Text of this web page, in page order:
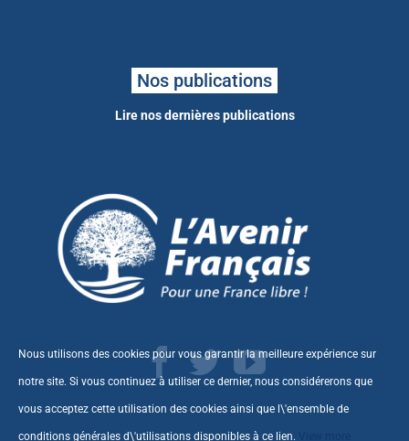
Nos publications
Lire nos dernières publications
Nous utilisons des cookies pour vous garantir la meilleure expérience sur
notre site. Si vous continuez à utiliser ce dernier, nous considérerons que
vous acceptez cette utilisation des cookies ainsi que l\'ensemble de
conditions générales d\'utilisations disponibles à ce lien.